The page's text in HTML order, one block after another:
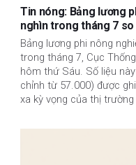
Tin nóng: Bảng lương
nghìn trong tháng 7
Bảng lương phi nông
trong tháng 7, Cục
hôm thứ Sáu. Số liệu
chỉnh từ 57.000) được
xa kỳ vọng của thị